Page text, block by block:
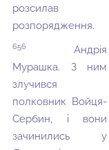
розсилав
розпорядження.
656
Андрія
Мурашка. З ним
злучився
полковник Войця-
Сербин, і вони
зачинились у